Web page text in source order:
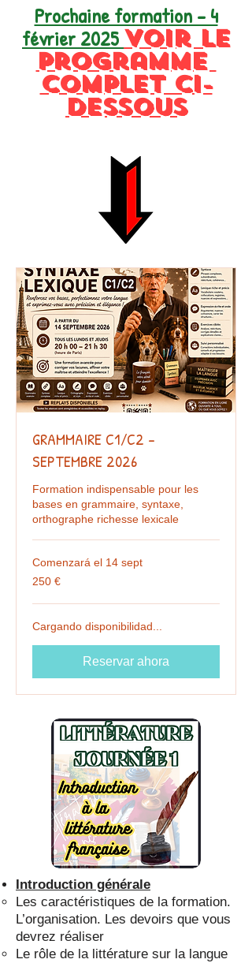
Prochaine formation - 4
février 2025 Voir le
programme
complet ci-
dessous
GRAMMAIRE C1/C2 -
SEPTEMBRE 2026
Formation indispensable pour les
bases en grammaire, syntaxe,
orthographe richesse lexicale
Comenzará el 14 sept
250
euros
250 €
Cargando disponibilidad...
Reservar ahora
Introduction générale
Les caractéristiques de la formation.
L’organisation. Les devoirs que vous
devrez réaliser
Le rôle de la littérature sur la langue